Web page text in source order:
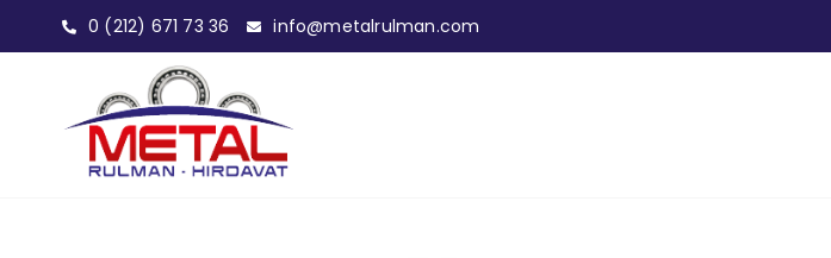
0 (212) 671 73 36 info@metalrulman.com